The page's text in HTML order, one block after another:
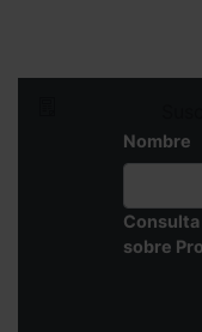
Nombre
sobre